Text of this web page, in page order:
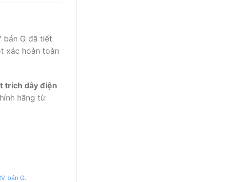
bản G đã tiết
xác hoàn toàn
trích dây điện
hãng từ
bản G.